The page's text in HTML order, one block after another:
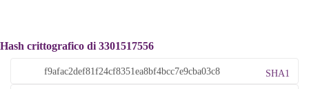
Hash crittografico di 3301517556
SHA1